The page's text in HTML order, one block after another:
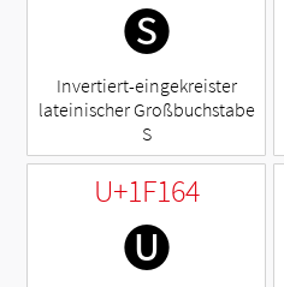
🅢
Invertiert-eingekreister
lateinischer Großbuchstabe
S
U+1F164
🅤